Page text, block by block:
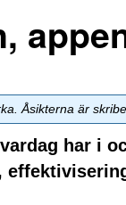
Åsikterna är
har i